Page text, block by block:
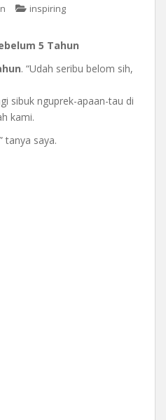
inspiring
5 Tahun
. “Udah seribu belom sih,
sibuk nguprek-apaan-tau di
kami.
tanya saya.